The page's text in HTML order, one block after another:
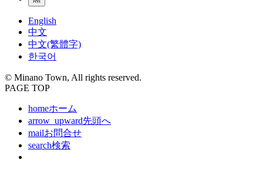
English
中文
中文(繁體字)
한국어
© Minano Town, All rights reserved.
PAGE TOP
homeホーム
arrow_upward先頭へ
mailお問合せ
search検索